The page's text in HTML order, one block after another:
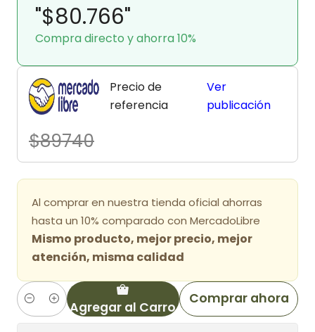
"$80.766"
Compra directo y ahorra 10%
Precio de
referencia
$89740
Ver
publicación
Al comprar en nuestra tienda oficial ahorras
hasta un 10% comparado con MercadoLibre
Mismo producto, mejor precio, mejor
atención, misma calidad
Cantidad Agregar al Carro
Comprar ahora